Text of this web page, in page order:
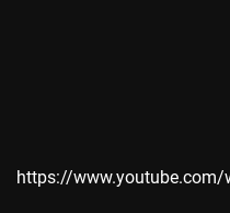
https://www.youtube.com/